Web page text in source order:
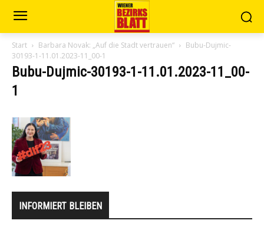
Start Barbara Novak: „Auf die Stadt vertrauen“
Bubu-Dujmic-
30193-1-11.01.2023-11_00-1
Bubu-Dujmic-30193-1-11.01.2023-11_00-
1
INFORMIERT BLEIBEN